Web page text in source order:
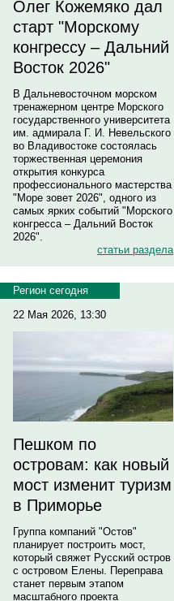
Олег Кожемяко дал
старт "Морскому
конгрессу – Дальний
Восток 2026"
В Дальневосточном морском
тренажерном центре Морского
государственного университета
им. адмирала Г. И. Невельского
во Владивостоке состоялась
торжественная церемония
открытия конкурса
профессионального мастерства
"Море зовет 2026", одного из
самых ярких событий "Морского
конгресса – Дальний Восток
2026".
статьи раздела
Регион сегодня
22 Мая 2026, 13:30
Пешком по
островам: как новый
мост изменит туризм
в Приморье
Группа компаний "Остов"
планирует построить мост,
который свяжет Русский остров
с островом Елены. Переправа
станет первым этапом
масштабного проекта